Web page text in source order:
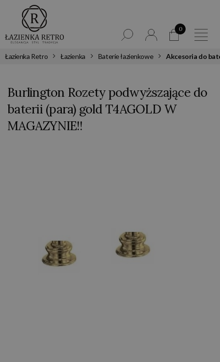
0
Łazienka Retro Łazienka Baterie łazienkowe Akcesoria do
Burlington Rozety podwyższające do
baterii (para) gold T4AGOLD W
MAGAZYNIE!!